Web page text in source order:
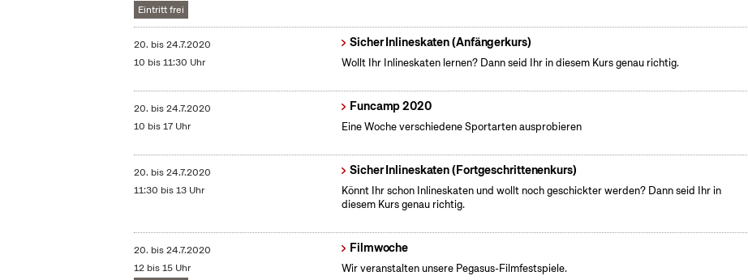
Eintritt frei
20. bis24.7.2020
10 bis 11:30 Uhr
Sicher Inlineskaten (Anfängerkurs)
Wollt Ihr Inlineskaten lernen? Dann seid Ihr in diesem Kurs genau richtig.
20. bis24.7.2020
10 bis 17 Uhr
Funcamp 2020
Eine Woche verschiedene Sportarten ausprobieren
20. bis24.7.2020
11:30 bis 13 Uhr
Sicher Inlineskaten (Fortgeschrittenenkurs)
Könnt Ihr schon Inlineskaten und wollt noch geschickter werden? Dann seid Ihr in
diesem Kurs genau richtig.
20. bis24.7.2020
12 bis 15 Uhr
Filmwoche
Wir veranstalten unsere Pegasus-Filmfestspiele.